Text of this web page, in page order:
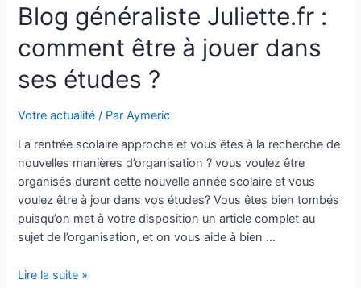
:
avez-
vous
mal
en
trouver
un
adéquat
?
Blog généraliste Juliette.fr :
comment être à jouer dans
ses études ?
Votre actualité / ParAymeric
La rentrée scolaire approche et vous êtes à la recherche de
nouvelles manières d’organisation ? vous voulez être
organisés durant cette nouvelle année scolaire et vous
voulez être à jour dans vos études? Vous êtes bien tombés
puisqu’on met à votre disposition un article complet au
sujet de l’organisation, et on vous aide à bien …
Blog
Lire la suite »